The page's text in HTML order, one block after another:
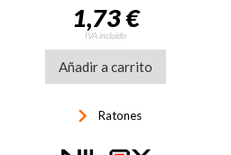
1,73 €
IVA incluido
Añadir a carrito
keyboard_arrow_right Ratones